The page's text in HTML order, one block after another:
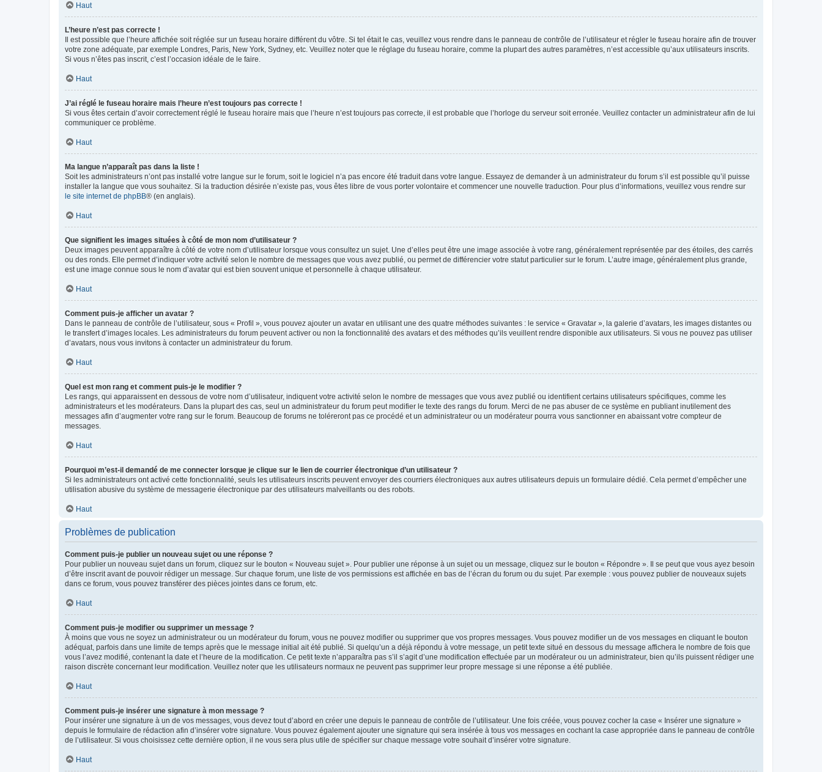
Haut
L’heure n’est pas correcte !
Il est possible que l’heure affichée soit réglée sur un fuseau horaire différent du vôtre. Si tel était le cas, veuillez vous rendre dans le panneau de contrôle de l’utilisateur et régler le fuseau horaire afin de trouver
votre zone adéquate, par exemple Londres, Paris, New York, Sydney, etc. Veuillez noter que le réglage du fuseau horaire, comme la plupart des autres paramètres, n’est accessible qu’aux utilisateurs inscrits.
Si vous n’êtes pas inscrit, c’est l’occasion idéale de le faire.
Haut
J’ai réglé le fuseau horaire mais l’heure n’est toujours pas correcte !
Si vous êtes certain d’avoir correctement réglé le fuseau horaire mais que l’heure n’est toujours pas correcte, il est probable que l’horloge du serveur soit erronée. Veuillez contacter un administrateur afin de lui
communiquer ce problème.
Haut
Ma langue n’apparaît pas dans la liste !
Soit les administrateurs n’ont pas installé votre langue sur le forum, soit le logiciel n’a pas encore été traduit dans votre langue. Essayez de demander à un administrateur du forum s’il est possible qu’il puisse
installer la langue que vous souhaitez. Si la traduction désirée n’existe pas, vous êtes libre de vous porter volontaire et commencer une nouvelle traduction. Pour plus d’informations, veuillez vous rendre sur
le site internet de phpBB® (en anglais).
Haut
Que signifient les images situées à côté de mon nom d’utilisateur ?
Deux images peuvent apparaître à côté de votre nom d’utilisateur lorsque vous consultez un sujet. Une d’elles peut être une image associée à votre rang, généralement représentée par des étoiles, des carrés
ou des ronds. Elle permet d’indiquer votre activité selon le nombre de messages que vous avez publié, ou permet de différencier votre statut particulier sur le forum. L’autre image, généralement plus grande,
est une image connue sous le nom d’avatar qui est bien souvent unique et personnelle à chaque utilisateur.
Haut
Comment puis-je afficher un avatar ?
Dans le panneau de contrôle de l’utilisateur, sous « Profil », vous pouvez ajouter un avatar en utilisant une des quatre méthodes suivantes : le service « Gravatar », la galerie d’avatars, les images distantes ou
le transfert d’images locales. Les administrateurs du forum peuvent activer ou non la fonctionnalité des avatars et des méthodes qu’ils veuillent rendre disponible aux utilisateurs. Si vous ne pouvez pas utiliser
d’avatars, nous vous invitons à contacter un administrateur du forum.
Haut
Quel est mon rang et comment puis-je le modifier ?
Les rangs, qui apparaissent en dessous de votre nom d’utilisateur, indiquent votre activité selon le nombre de messages que vous avez publié ou identifient certains utilisateurs spécifiques, comme les
administrateurs et les modérateurs. Dans la plupart des cas, seul un administrateur du forum peut modifier le texte des rangs du forum. Merci de ne pas abuser de ce système en publiant inutilement des
messages afin d’augmenter votre rang sur le forum. Beaucoup de forums ne toléreront pas ce procédé et un administrateur ou un modérateur pourra vous sanctionner en abaissant votre compteur de
messages.
Haut
Pourquoi m’est-il demandé de me connecter lorsque je clique sur le lien de courrier électronique d’un utilisateur ?
Si les administrateurs ont activé cette fonctionnalité, seuls les utilisateurs inscrits peuvent envoyer des courriers électroniques aux autres utilisateurs depuis un formulaire dédié. Cela permet d’empêcher une
utilisation abusive du système de messagerie électronique par des utilisateurs malveillants ou des robots.
Haut
Problèmes de publication
Comment puis-je publier un nouveau sujet ou une réponse ?
Pour publier un nouveau sujet dans un forum, cliquez sur le bouton « Nouveau sujet ». Pour publier une réponse à un sujet ou un message, cliquez sur le bouton « Répondre ». Il se peut que vous ayez besoin
d’être inscrit avant de pouvoir rédiger un message. Sur chaque forum, une liste de vos permissions est affichée en bas de l’écran du forum ou du sujet. Par exemple : vous pouvez publier de nouveaux sujets
dans ce forum, vous pouvez transférer des pièces jointes dans ce forum, etc.
Haut
Comment puis-je modifier ou supprimer un message ?
À moins que vous ne soyez un administrateur ou un modérateur du forum, vous ne pouvez modifier ou supprimer que vos propres messages. Vous pouvez modifier un de vos messages en cliquant le bouton
adéquat, parfois dans une limite de temps après que le message initial ait été publié. Si quelqu’un a déjà répondu à votre message, un petit texte situé en dessous du message affichera le nombre de fois que
vous l’avez modifié, contenant la date et l’heure de la modification. Ce petit texte n’apparaîtra pas s’il s’agit d’une modification effectuée par un modérateur ou un administrateur, bien qu’ils puissent rédiger une
raison discrète concernant leur modification. Veuillez noter que les utilisateurs normaux ne peuvent pas supprimer leur propre message si une réponse a été publiée.
Haut
Comment puis-je insérer une signature à mon message ?
Pour insérer une signature à un de vos messages, vous devez tout d’abord en créer une depuis le panneau de contrôle de l’utilisateur. Une fois créée, vous pouvez cocher la case « Insérer une signature »
depuis le formulaire de rédaction afin d’insérer votre signature. Vous pouvez également ajouter une signature qui sera insérée à tous vos messages en cochant la case appropriée dans le panneau de contrôle
de l’utilisateur. Si vous choisissez cette dernière option, il ne vous sera plus utile de spécifier sur chaque message votre souhait d’insérer votre signature.
Haut